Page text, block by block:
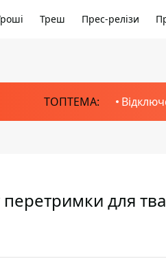
Треш Прес-релізи
ТОПТЕМА:
перетримки для